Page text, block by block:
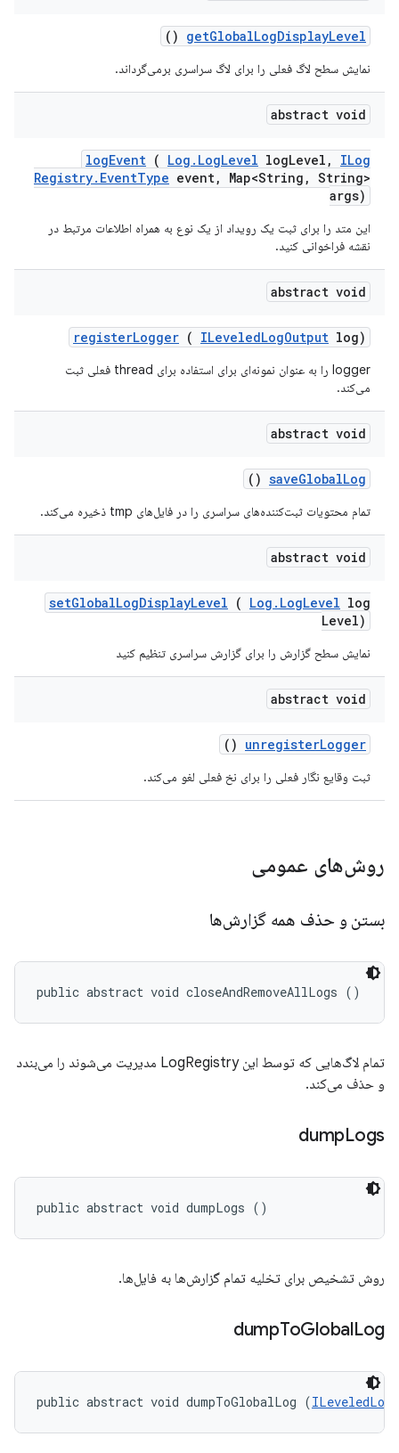
getGlobalLogDisplayLevel
()
نمایش سطح لاگ فعلی را برای لاگ سراسری برمی‌گرداند.
abstract void
logEvent ( Log . LogLevel logLevel ,
ILog
Registry. EventType event, Map<String , String>
args)
این متد را برای ثبت یک رویداد از یک نوع به همراه اطلاعات مرتبط در
نقشه فراخوانی کنید.
abstract void
registerLogger ( ILeveledLogOutput log)
logger را به عنوان نمونه‌ای برای استفاده برای thread فعلی ثبت
می‌کند.
abstract void
saveGlobalLog
()
تمام محتویات ثبت‌کننده‌های سراسری را در فایل‌های tmp ذخیره می‌کند.
abstract void
setGlobalLogDisplayLevel ( Log . LogLevel log
Level)
نمایش سطح گزارش را برای گزارش سراسری تنظیم کنید
abstract void
unregisterLogger
()
ثبت وقایع نگار فعلی را برای نخ فعلی لغو می‌کند.
روش‌های عمومی
بستن و حذف همه گزارش‌ها
public abstract void closeAndRemoveAllLogs ()
تمام لاگ‌هایی که توسط این LogRegistry مدیریت می‌شوند را می‌بندد
و حذف می‌کند.
dumpLogs
public abstract void dumpLogs ()
روش تشخیص برای تخلیه تمام گزارش‌ها به فایل‌ها.
dumpToGlobalLog
public abstract void dumpToGlobalLog (